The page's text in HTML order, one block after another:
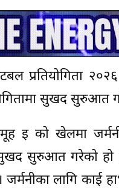
प्रतियोगिता
सुखद सुरुआत
इ को खेलमा
सुखद सुरुआत गरेको हो
लागि काई